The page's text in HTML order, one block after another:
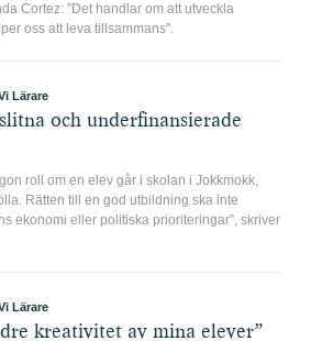
Cortez: ”Det handlar om att utveckla
oss att leva tillsammans".
Lärare
och underfinansierade
roll om en elev går i skolan i Jokkmokk,
Rätten till en god utbildning ska inte
ekonomi eller politiska prioriteringar”, skriver
Lärare
kreativitet av mina elever”